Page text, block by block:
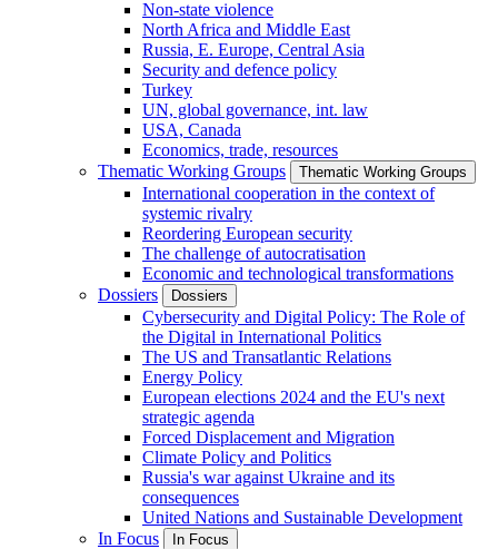
Non-state violence
North Africa and Middle East
Russia, E. Europe, Central Asia
Security and defence policy
Turkey
UN, global governance, int. law
USA, Canada
Economics, trade, resources
Thematic Working Groups
Thematic Working Groups
International cooperation in the context of
systemic rivalry
Reordering European security
The challenge of autocratisation
Economic and technological transformations
Dossiers
Dossiers
Cybersecurity and Digital Policy: The Role of
the Digital in International Politics
The US and Transatlantic Relations
Energy Policy
European elections 2024 and the EU's next
strategic agenda
Forced Displacement and Migration
Climate Policy and Politics
Russia's war against Ukraine and its
consequences
United Nations and Sustainable Development
In Focus
In Focus